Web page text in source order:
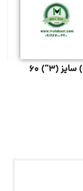
بست استیل شیاردار (CARNET) سایز (3″) 60